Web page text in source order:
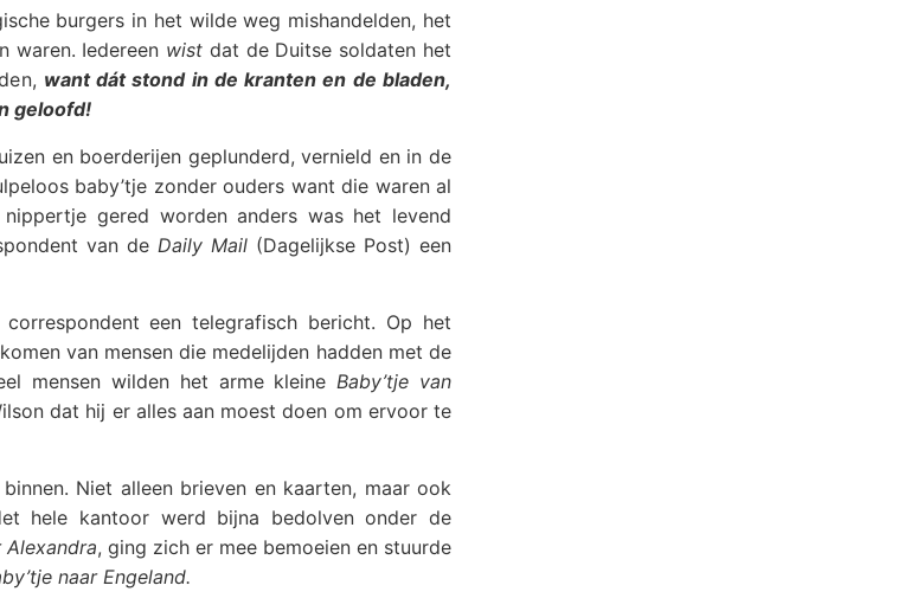
burgers in het wilde weg mishandelden, het
waren. Iedereen wist dat de Duitse soldaten het
want dát stond in de kranten en de bladen,
geloofd!
en boerderijen geplunderd, vernield en in de
baby’tje zonder ouders want die waren al
gered worden anders was het levend
van de Daily Mail (Dagelijkse Post) een
een telegrafisch bericht. Op het
van mensen die medelijden hadden met de
mensen wilden het arme kleineBaby’tje van
dat hij er alles aan moest doen om ervoor te
Niet alleen brieven en kaarten, maar ook
hele kantoor werd bijna bedolven onder de
Alexandra, ging zich er mee bemoeien en stuurde
naar Engeland.